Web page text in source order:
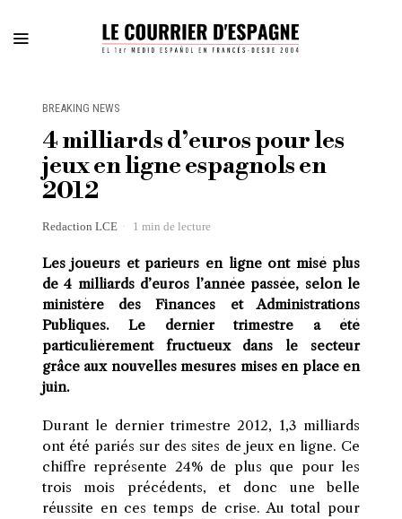
BREAKING NEWS
4 milliards d’euros pour les
jeux en ligne espagnols en
2012
Redaction LCE 1 min de lecture
Les joueurs et parieurs en ligne ont misé plus
de 4 milliards d’euros l’année passée, selon le
ministère des Finances et Administrations
Publiques. Le dernier trimestre a été
particulièrement fructueux dans le secteur
grâce aux nouvelles mesures mises en place en
juin.
Durant le dernier trimestre 2012, 1,3 milliards
ont été pariés sur des sites de jeux en ligne. Ce
chiffre représente 24% de plus que pour les
trois mois précédents, et donc une belle
réussite en ces temps de crise. Au total pour